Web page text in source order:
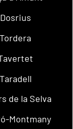
Dosrius
Tordera
Taradell
de la Selva
Montmany